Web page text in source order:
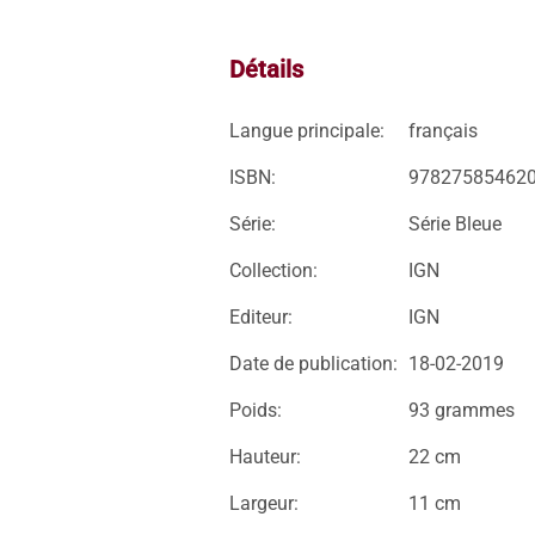
Détails
Langue principale: français
ISBN:
Série: Série Bleue
Collection: IGN
Editeur: IGN
Date de publication: 18-02-2019
Poids: 93 grammes
Hauteur: 22 cm
Largeur: 11 cm